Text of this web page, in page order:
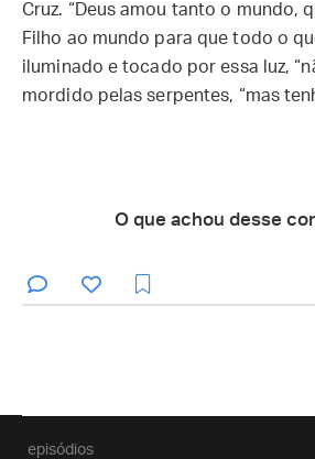
Cruz. “Deus amou tanto o mundo,
Filho ao mundo para que todo o
iluminado e tocado por essa luz,
mordido pelas serpentes, “mas
O que achou desse
episódios